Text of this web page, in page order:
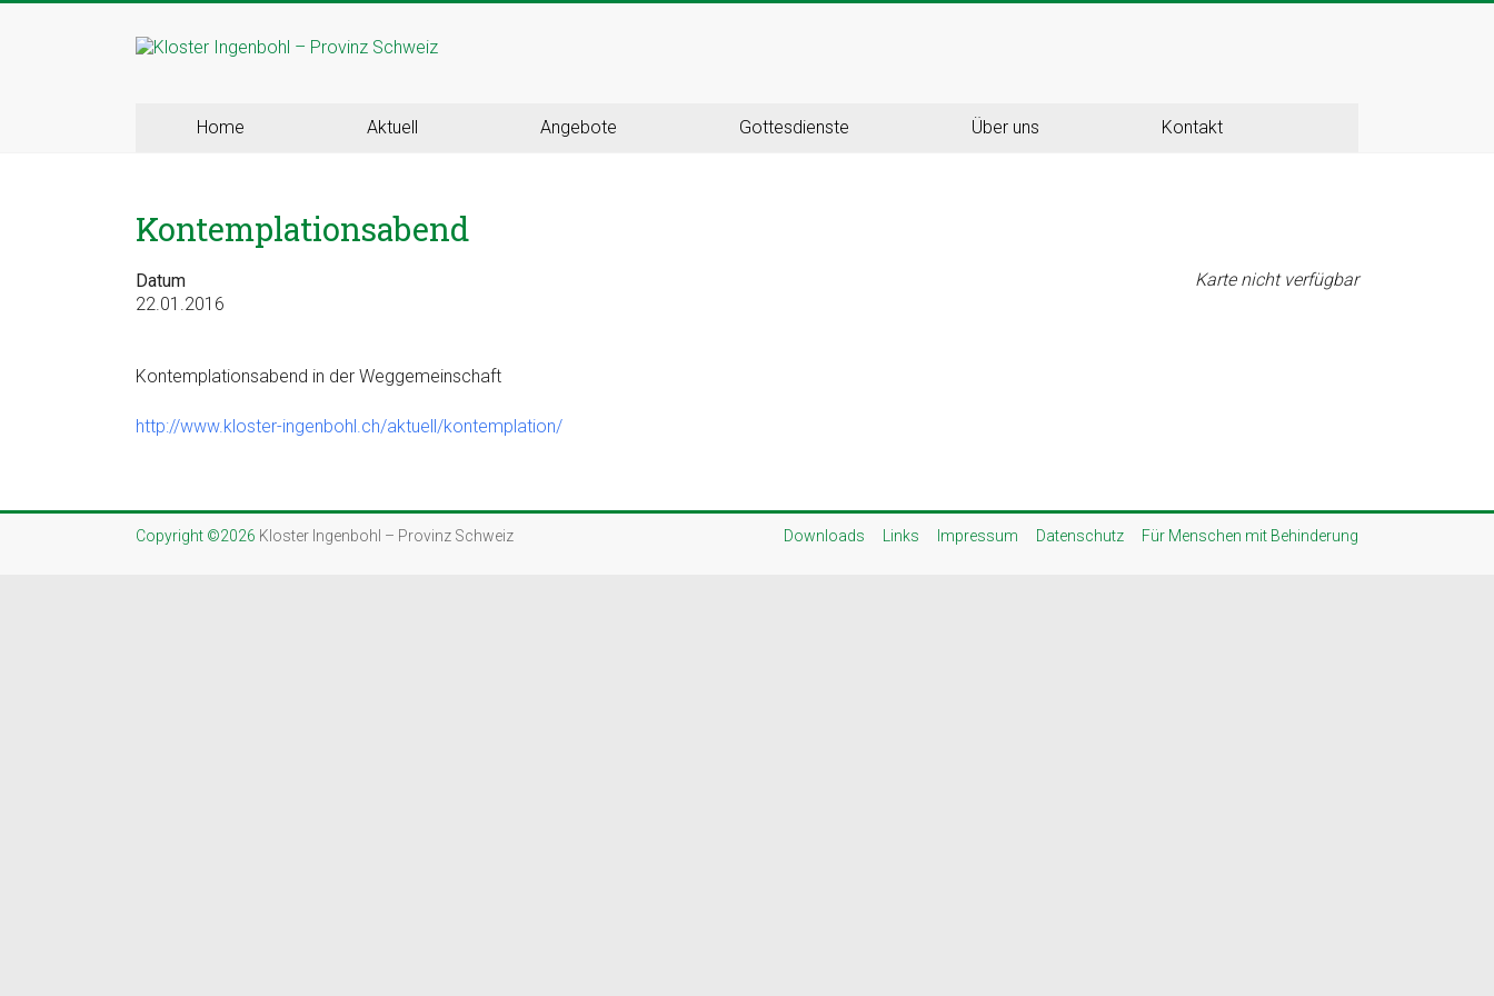
Kloster
Ingenbohl
Schweiz
Herzlich
Willkommen
Ingenbohler
Schwestern
Home Aktuell Angebote Gottesdienste Über uns Kontakt
Kontemplationsabend
Karte nicht verfügbar
Datum
22.01.2016
Kontemplationsabend in der Weggemeinschaft
http://www.kloster-ingenbohl.ch/aktuell/kontemplation/
Copyright ©2026 Kloster Ingenbohl – Provinz Schweiz Downloads Links Impressum Datenschutz Für Menschen mit Behinderung